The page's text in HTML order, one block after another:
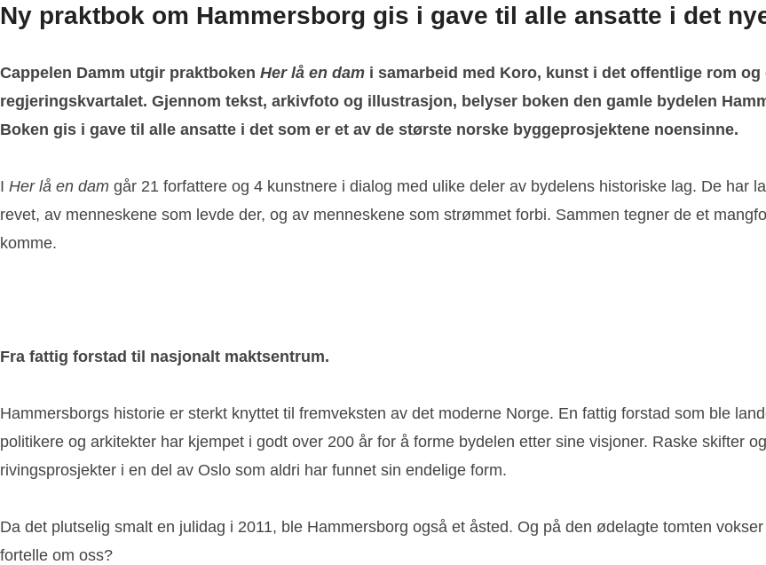
Ny praktbok om Hammersborg gis i gave til alle ansatte i det
Cappelen Damm utgir praktboken Her lå en dam i samarbeid med Koro, kunst i det offentlige rom
regjeringskvartalet. Gjennom tekst, arkivfoto og illustrasjon, belyser boken den gamle bydelen
Boken gis i gave til alle ansatte i det som er et av de største norske byggeprosjektene noensinne.
I Her lå en dam går 21 forfattere og 4 kunstnere i dialog med ulike deler av bydelens historiske lag. De har
revet, av menneskene som levde der, og av menneskene som strømmet forbi. Sammen tegner de et
komme.
Fra fattig forstad til nasjonalt maktsentrum.
Hammersborgs historie er sterkt knyttet til fremveksten av det moderne Norge. En fattig forstad som ble
politikere og arkitekter har kjempet i godt over 200 år for å forme bydelen etter sine visjoner. Raske skifter
rivingsprosjekter i en del av Oslo som aldri har funnet sin endelige form.
Da det plutselig smalt en julidag i 2011, ble Hammersborg også et åsted. Og på den ødelagte tomten
fortelle om oss?